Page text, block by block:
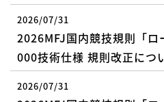
2026/07/31
2026MFJ国内競技規則「
000技術仕様 規則改正につ
2026/07/31